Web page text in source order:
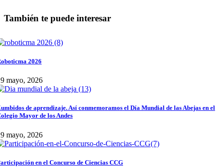
También te puede interesar
2026
mayo, 2026
de aprendizaje. Así conmemoramos el Día Mundial de las Abejas en el
Mayor de los Andes
mayo, 2026
en el Concurso de Ciencias CCG